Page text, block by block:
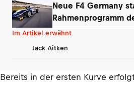
Neue F4 Germany
Rahmenprogramm
Im Artikel erwähnt
Jack Aitken
Bereits in der ersten Kurve